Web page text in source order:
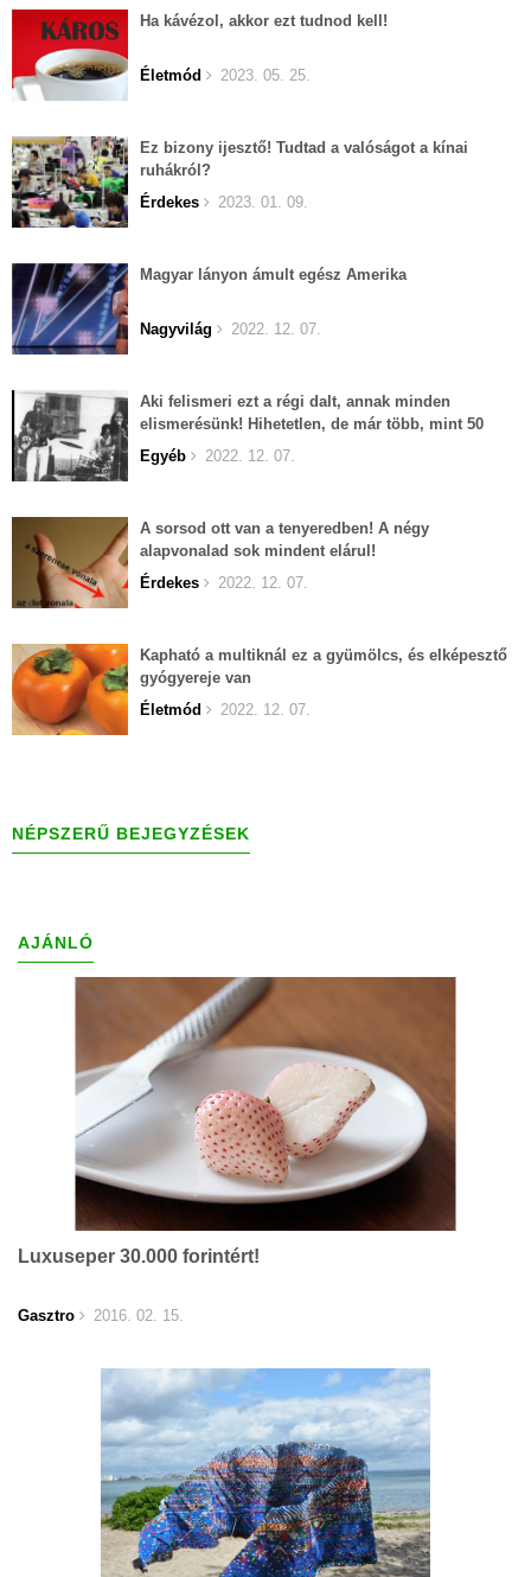
Ha kávézol, akkor ezt tudnod kell!
Életmód 2023. 05. 25.
Ez bizony ijesztő! Tudtad a valóságot a kínai
ruhákról?
Érdekes
2023. 01. 09.
Magyar lányon ámult egész Amerika
Nagyvilág 2022. 12. 07.
Aki felismeri ezt a régi dalt, annak minden
elismerésünk! Hihetetlen, de már több, mint 50
éves...
Egyéb 2022. 12. 07.
A sorsod ott van a tenyeredben! A négy
alapvonalad sok mindent elárul!
Érdekes
2022. 12. 07.
Kapható a multiknál ez a gyümölcs, és elképesztő
gyógyereje van
Életmód
2022. 12. 07.
NÉPSZERŰ BEJEGYZÉSEK
AJÁNLÓ
Luxuseper 30.000 forintért!
Gasztro 2016. 02. 15.